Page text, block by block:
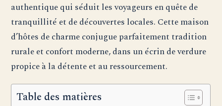
authentique qui séduit les voyageurs en quête de
tranquillité et de découvertes locales. Cette maison
d’hôtes de charme conjugue parfaitement tradition
rurale et confort moderne, dans un écrin de verdure
propice à la détente et au ressourcement.
Table des matières